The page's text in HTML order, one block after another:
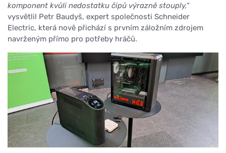
komponent kvůli nedostatku čipů výrazně stouply,“
vysvětlil Petr Baudyš, expert společnosti Schneider
Electric, která nově přichází s prvním záložním zdrojem
navrženým přímo pro potřeby hráčů.